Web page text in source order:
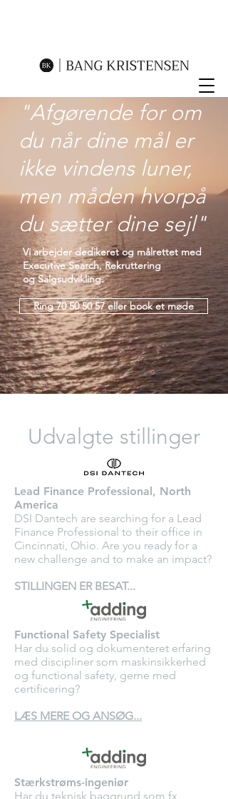
"Afgørende for om
du når dine mål er
ikke vindens luner,
men måden hvorpå
du sætter dine sejl"
Vi arbejder dedikeret og målrettet med
Executive Search, Rekruttering
og Salgsudvikling.
Ring 70 50 50 57 eller book et møde
Udvalgte stillinger
Lead Finance Professional, North
America
DSI Dantech are searching for a Lead
Finance Professional to their office in
Cincinnati, Ohio. Are you ready for a
new challenge and to make an impact?
STILLINGEN ER BESAT...
Functional Safety Specialist
Har du solid og dokumenteret erfaring
med discipliner som maskinsikkerhed
og functional safety, gerne med
certificering?
LÆS MERE OG ANSØG...
Stærkstrøms-ingeniør
Har du teknisk baggrund som fx